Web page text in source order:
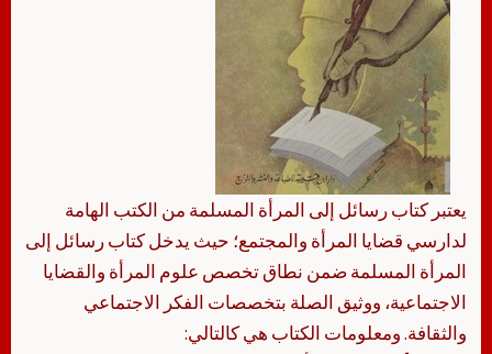
يعتبر كتاب رسائل إلى المرأة المسلمة من الكتب الهامة
لدارسي قضايا المرأة والمجتمع؛ حيث يدخل كتاب رسائل إلى
المرأة المسلمة ضمن نطاق تخصص علوم المرأة والقضايا
الاجتماعية، ووثيق الصلة بتخصصات الفكر الاجتماعي
والثقافة. ومعلومات الكتاب هي كالتالي: